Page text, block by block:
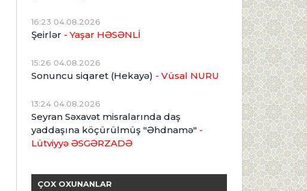
16:23 04.08.2026
Şeirlər - Yaşar HƏSƏNLİ
15:26 04.08.2026
Sonuncu siqaret (Hekayə) - Vüsal NURU
13:24 04.08.2026
Seyran Səxavət misralarında daş
yaddaşına köçürülmüş "Əhdnamə" -
Lütviyyə ƏSGƏRZADƏ
ÇOX OXUNANLAR